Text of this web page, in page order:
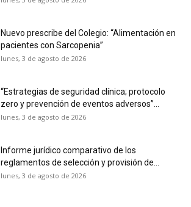
Nuevo prescribe del Colegio: “Alimentación en
pacientes con Sarcopenia”
lunes, 3 de agosto de 2026
“Estrategias de seguridad clínica; protocolo
zero y prevención de eventos adversos”...
lunes, 3 de agosto de 2026
Informe jurídico comparativo de los
reglamentos de selección y provisión de...
lunes, 3 de agosto de 2026